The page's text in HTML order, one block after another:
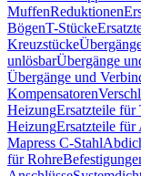
MuffenReduktionen
BögenT-Stücke
Kreuzstücke
unlösbarÜbergänge
Übergänge und
Kompensatoren
HeizungErsatzteile für
HeizungErsatzteile für
Mapress C-Stahl
für Rohre